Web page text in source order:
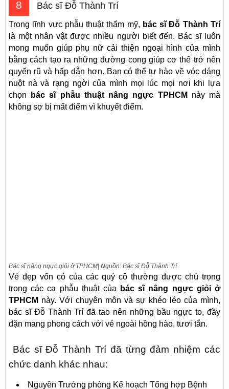
8 Bác sĩ Đỗ Thành Trí
Trong lĩnh vực phẫu thuật thẩm mỹ, bác sĩ Đỗ Thành Trí
là một nhân vật được nhiều người biết đến. Bác sĩ luôn
mong muốn giúp phụ nữ cải thiện ngoại hình của mình
bằng cách tạo ra những đường cong giúp cơ thể trở nên
quyến rũ và hấp dẫn hơn. Bạn có thể tự hào về vóc dáng
nuột nà và rạng ngời của mình mọi lúc mọi nơi khi lựa
chọn bác sĩ phẫu thuật nâng ngực TPHCM này mà
không sợ bị mất điểm vì khuyết điểm.
Bác sĩ nâng ngực giỏi ở TPHCM| Nguồn: Bác sĩ Đỗ Thành Trí
Vẻ đẹp vốn có của các quý cô thường được chú trọng
trong các ca phẫu thuật của
bác sĩ nâng ngực giỏi ở
TPHCM này. Với chuyên môn và sự khéo léo của mình,
bác sĩ Đỗ Thành Trí đã tao nên những bầu ngực to, đầy
đặn mang phong cách với vẻ ngoài hồng hào, tươi tắn.
Bác sĩ Đỗ Thành Trí đã từng đảm nhiệm các
chức danh khác nhau:
Nguyên Trưởng phòng Kế hoạch Tổng hợp Bệnh